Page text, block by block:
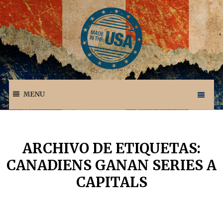
MENU
ARCHIVO DE ETIQUETAS:
CANADIENS GANAN SERIES A
CAPITALS